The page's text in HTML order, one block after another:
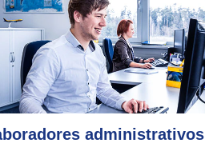
administrativos